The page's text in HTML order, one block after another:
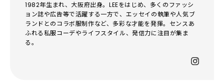
1982年生まれ、大阪府出身。LEEをはじめ、多くのファッシ
ョン誌や広告等で活躍する一方で、エッセイの執筆や人気ブ
ランドとのコラボ服制作など、多彩な才能を発揮。センスあ
ふれる私服コーデやライフスタイル、発信力に注目が集ま
る。